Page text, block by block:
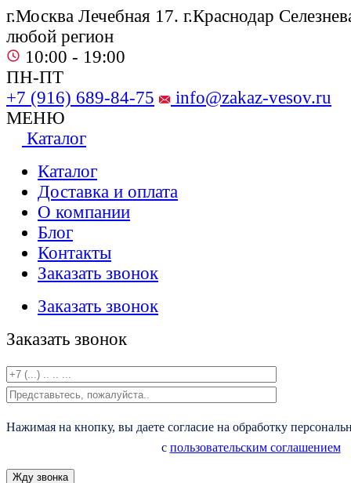
г.Москва Лечебная 17. г.Краснодар
любой регион
10:00 - 19:00
ПН-ПТ
+7 (916) 689-84-75
info@zakaz-vesov.ru
МЕНЮ
Каталог
Каталог
Доставка и оплата
О компании
Блог
Контакты
Заказать звонок
Заказать звонок
Заказать звонок
Нажимая на кнопку, вы даете согласие на обработку
с пользовательским соглашением